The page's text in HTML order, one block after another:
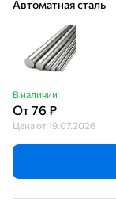
Автоматная сталь
В наличии
От 76 ₽
Цена от 19.07.2026